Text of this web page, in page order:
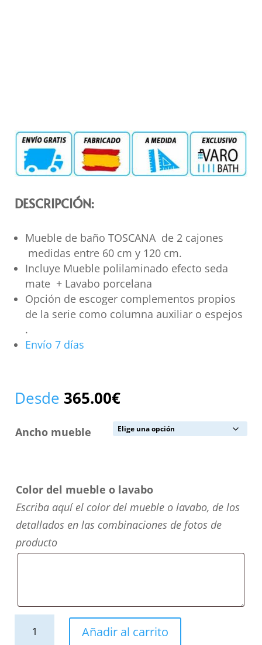
DESCRIPCIÓN:
Mueble de baño TOSCANA de 2 cajones
medidas entre 60 cm y 120 cm.
Incluye Mueble polilaminado efecto seda
mate + Lavabo porcelana
Opción de escoger complementos propios
de la serie como columna auxiliar o espejos
.
Envío 7 días
Desde 365.00€
Ancho mueble
Color del mueble o lavabo
Escriba aquí el color del mueble o lavabo, de los
detallados en las combinaciones de fotos de
producto
Añadir al carrito